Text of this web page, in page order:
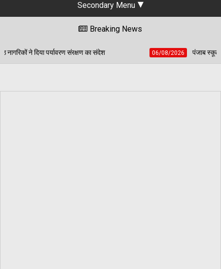
Secondary Menu
Breaking News
संदेश 06/08/2026 पंजाब स्कूल गेम्स में डबवाली टीटी अकादमी का